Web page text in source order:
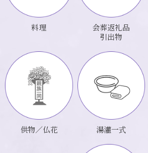
料理
会葬返礼品
引出物
供物／仏花 湯灌一式